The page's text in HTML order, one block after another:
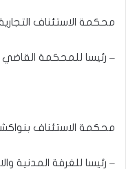
محكمة الاستئناف التجارية
– رئيسا للمحكمة
محكمة الاستئناف
– رئيسا للغرفة المدنية